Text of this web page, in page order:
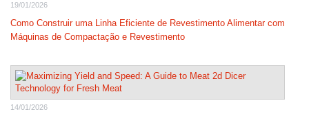
19/01/2026
Como Construir uma Linha Eficiente de Revestimento Alimentar com
Máquinas de Compactação e Revestimento
14/01/2026